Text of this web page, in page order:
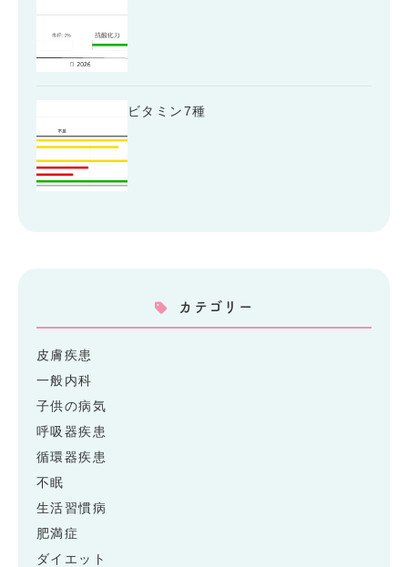
ビタミン7種
カテゴリー
皮膚疾患
一般内科
子供の病気
呼吸器疾患
循環器疾患
不眠
生活習慣病
肥満症
ダイエット